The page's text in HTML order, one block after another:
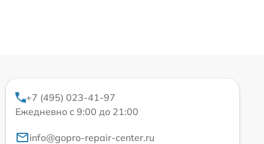
+7 (495) 023-41-97
Ежедневно с 9:00 до 21:00
info@gopro-repair-center.ru